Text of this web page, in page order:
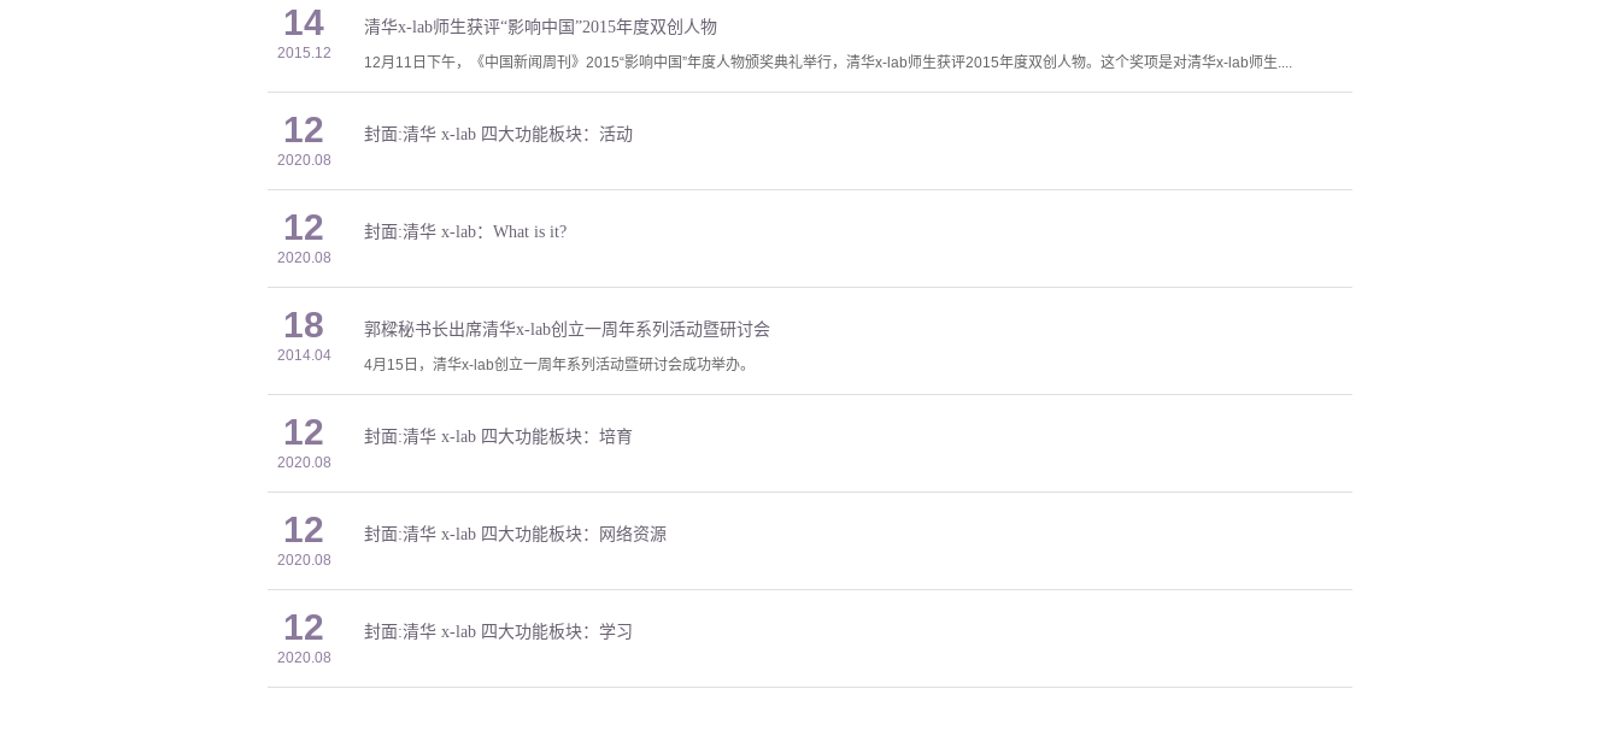
14
2015.12
清华x-lab师生获评“影响中国”2015年度双创人物
12月11日下午，《中国新闻周刊》2015“影响中国”年度人物颁奖典礼举行，清华x-lab师生获评2015年度双创人物。这个奖项是对清华x-lab师生....
12
2020.08
封面:清华 x-lab 四大功能板块：活动
12
2020.08
封面:清华 x-lab：What is it?
18
2014.04
郭樑秘书长出席清华x-lab创立一周年系列活动暨研讨会
4月15日，清华x-lab创立一周年系列活动暨研讨会成功举办。
12
2020.08
封面:清华 x-lab 四大功能板块：培育
12
2020.08
封面:清华 x-lab 四大功能板块：网络资源
12
2020.08
封面:清华 x-lab 四大功能板块：学习